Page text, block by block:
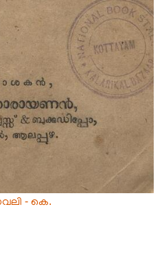
- കെ.